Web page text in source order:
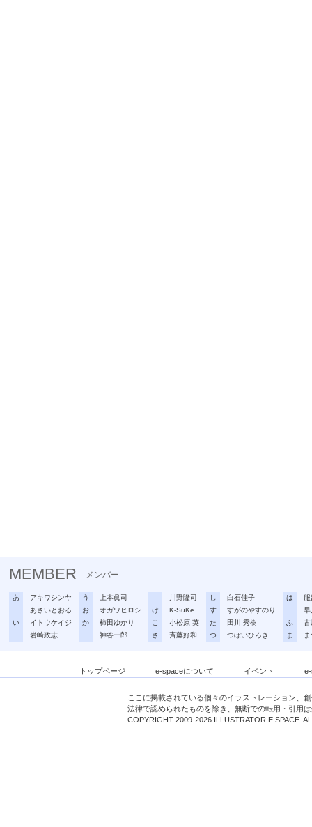
MEMBER メンバー
あ
アキワシンヤ
あさいとおる
い
イトウケイジ
岩崎政志
う
上本眞司
お
オガワヒロシ
か
柿田ゆかり
神谷一郎
川野隆司
け
K-SuKe
こ
小松原 英
さ
斉藤好和
し
白石佳子
す
すがのやすのり
た
田川 秀樹
つ
つぼいひろき
は
早
ふ
古
ま
トップページ e-spaceについて イベント
ここに掲載されている個々のイラストレーション、
法律で認められたものを除き、無断での転用・引用
COPYRIGHT 2009-2026 ILLUSTRATOR E SPACE.